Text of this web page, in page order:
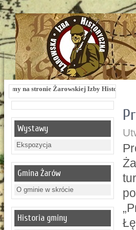
Żarowskiej Izby Historycznej !!! Żarowska
Wystawy
Ekspozycja
Gmina Żarów
O gminie w skrócie
Historia gminy